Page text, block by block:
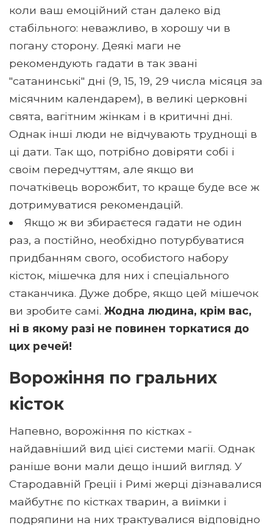
коли ваш емоційний стан далеко від
стабільного: неважливо, в хорошу чи в
погану сторону. Деякі маги не
рекомендують гадати в так звані
"сатанинські" дні (9, 15, 19, 29 числа місяця за
місячним календарем), в великі церковні
свята, вагітним жінкам і в критичні дні.
Однак інші люди не відчувають труднощі в
ці дати. Так що, потрібно довіряти собі і
своїм передчуттям, але якщо ви
початківець ворожбит, то краще буде все ж
дотримуватися рекомендацій.
Якщо ж ви збираєтеся гадати не один
раз, а постійно, необхідно потурбуватися
придбанням свого, особистого набору
кісток, мішечка для них і спеціального
стаканчика. Дуже добре, якщо цей мішечок
ви зробите самі. Жодна людина, крім вас,
ні в якому разі не повинен торкатися до
цих речей!
Ворожіння по гральних
кісток
Напевно, ворожіння по кістках -
найдавніший вид цієї системи магії. Однак
раніше вони мали дещо інший вигляд. У
Стародавній Греції і Римі жерці дізнавалися
майбутнє по кістках тварин, а виїмки і
подряпини на них трактувалися відповідно